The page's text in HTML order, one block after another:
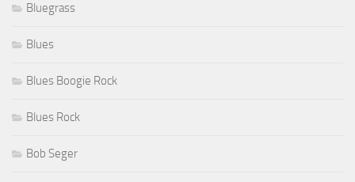
Bluegrass
Blues
Blues Boogie Rock
Blues Rock
Bob Seger